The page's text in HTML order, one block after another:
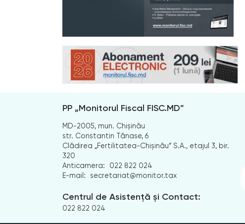
PP „Monitorul Fiscal FISC.MD”
MD-2005, mun. Chișinău
str. Constantin Tănase, 6
Clădirea „Fertilitatea-Chișinău” S.A., etajul 3, bir.
320
Anticamera:
022 822 024
E-mail:
secretariat@monitor.tax
Centrul de Asistență și Contact:
022 822 024